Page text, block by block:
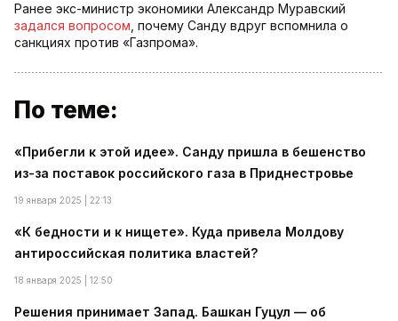
Ранее экс-министр экономики Александр Муравский
задался вопросом , почему Санду вдруг вспомнила о
санкциях против «Газпрома».
По теме:
«Прибегли к этой идее». Санду пришла в бешенство
из-за поставок российского газа в Приднестровье
19 января 2025 | 22:13
«К бедности и к нищете». Куда привела Молдову
антироссийская политика властей?
18 января 2025 | 12:50
Решения принимает Запад. Башкан Гуцул — об